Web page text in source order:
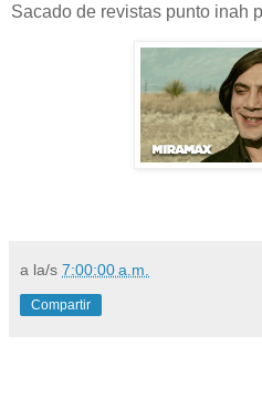
Sacado de revistas punto inah
a la/s 7:00:00 a.m.
Compartir